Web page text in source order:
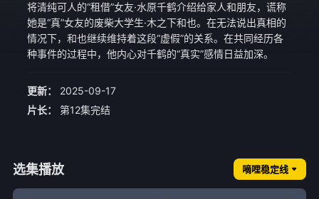
将清纯可人的“租借”女友·水原千鹤介绍给家人和朋友，谎称
她是“真”女友的废柴大学生·木之下和也。在无法说出真相的
情况下，和也继续维持着这段“虚假”的关系。在共同经历各
种事件的过程中，他内心对千鹤的“真实”感情日益加深。
更新：
2025-09-17
片长：
第12集完结
选集播放 嘀哩稳定线